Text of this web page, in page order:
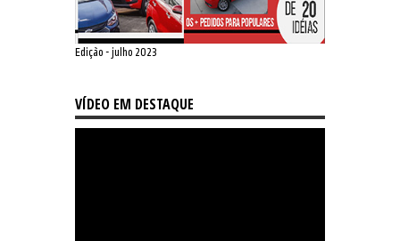
Edição - julho 2023
VÍDEO EM DESTAQUE